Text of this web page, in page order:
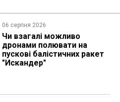
06 серпня 2026
Чи взагалі можливо
дронами полювати на
пускові балістичних ракет
"Искандер"